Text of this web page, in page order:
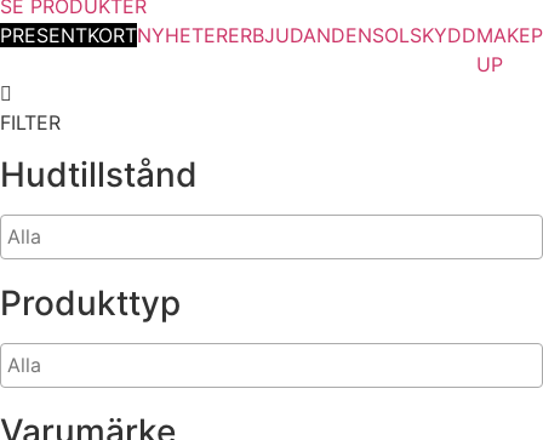
SE PRODUKTER
PRESENTKORTNYHETERERBJUDANDENSOLSKYDDMAKE
UP
FILTER
Hudtillstånd
Produkttyp
Varumärke